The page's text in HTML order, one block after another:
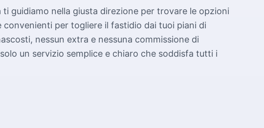
guidiamo nella giusta direzione per trovare le opzioni
per togliere il fastidio dai tuoi piani di
nessun extra e nessuna commissione di
un servizio semplice e chiaro che soddisfa tutti i